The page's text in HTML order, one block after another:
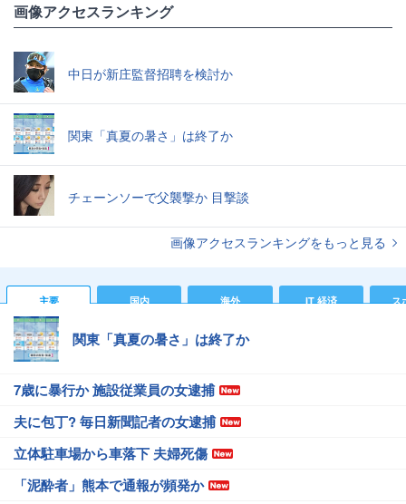
画像アクセスランキング
中日が新庄監督招聘を検討か
関東「真夏の暑さ」は終了か
チェーンソーで父襲撃か 目撃談
画像アクセスランキングをもっと見る
主要 国内 海外 IT 経済 ス
関東「真夏の暑さ」は終了か
7歳に暴行か 施設従業員の女逮捕
夫に包丁? 毎日新聞記者の女逮捕
立体駐車場から車落下 夫婦死傷
「泥酔者」熊本で通報が頻発か